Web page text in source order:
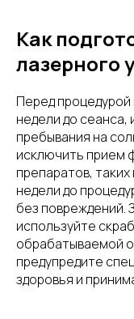
Как
лазерного
Перед
недели до сеанса,
пребывания на
исключить прием
препаратов,
недели до
без повреждений.
используйте
обрабатываемой
предупредите
здоровья и